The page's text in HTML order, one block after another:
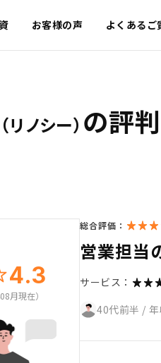
お客様の声 よくあるご
（リノシー） の評
4.3
月現在）
総合評価：
営業担当
サービス：
40代前半 /